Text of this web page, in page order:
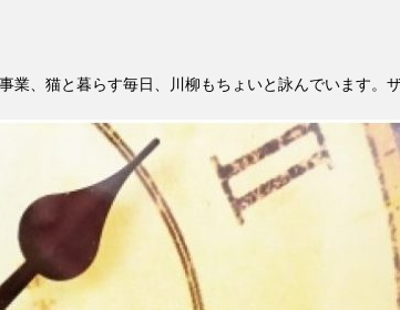
、猫と暮らす毎日、川柳もちょいと詠んでいます。